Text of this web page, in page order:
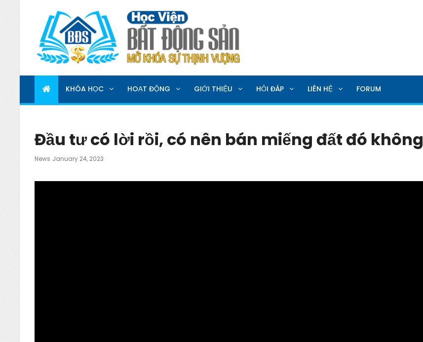
HỌC VIỆN BẤT ĐỘNG SẢN
MỞ KHOÁ SỰ THỊNH VƯỢNG
KHÓA HỌC HOẠT ĐỘNG GIỚI THIỆU HỎI ĐÁP LIÊN HỆ FORUM
Đầu tư có lời rồi, có nên bán miếng đất đó không
News Posted
January 24, 2023